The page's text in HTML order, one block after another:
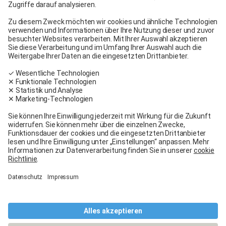
Carglass® Crissier
Carglass® Volketswil
Kontakt
Carglass® in meiner Nähe
Facebook
Youtube
Linkedin
Allgemeine Bedingungen
Rechtliche Hinweise
Allgemeine Dienstleistungs- und Verkaufsbedingungen
Nutzungsbedingungen
Garantiebedingungen
Datenschutz